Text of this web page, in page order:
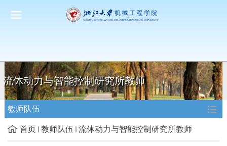
流体动力与智能控制研究所教师
教师队伍
首页 教师队伍 流体动力与智能控制研究所教师